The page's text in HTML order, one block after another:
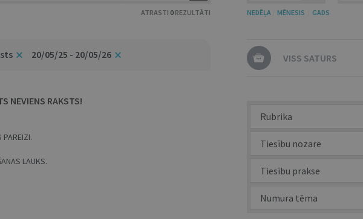
ATRASTI 0 REZULTĀTI NEDĒĻA MĒNESIS GADS
20/05/25 - 20/05/26
NEVIENS RAKSTS!
PAREIZI.
LAUKS.
VISS SATURS
Rubrika
Tiesību nozare
Tiesību prakse
Numura tēma